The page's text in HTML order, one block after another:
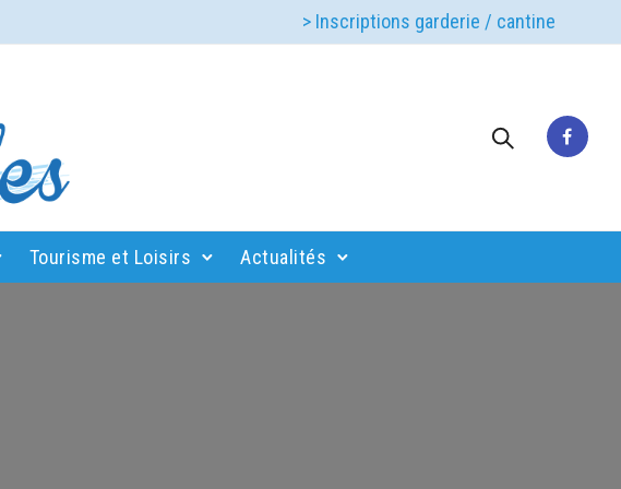
> Inscriptions garderie / cantine
Tourisme et Loisirs Actualités